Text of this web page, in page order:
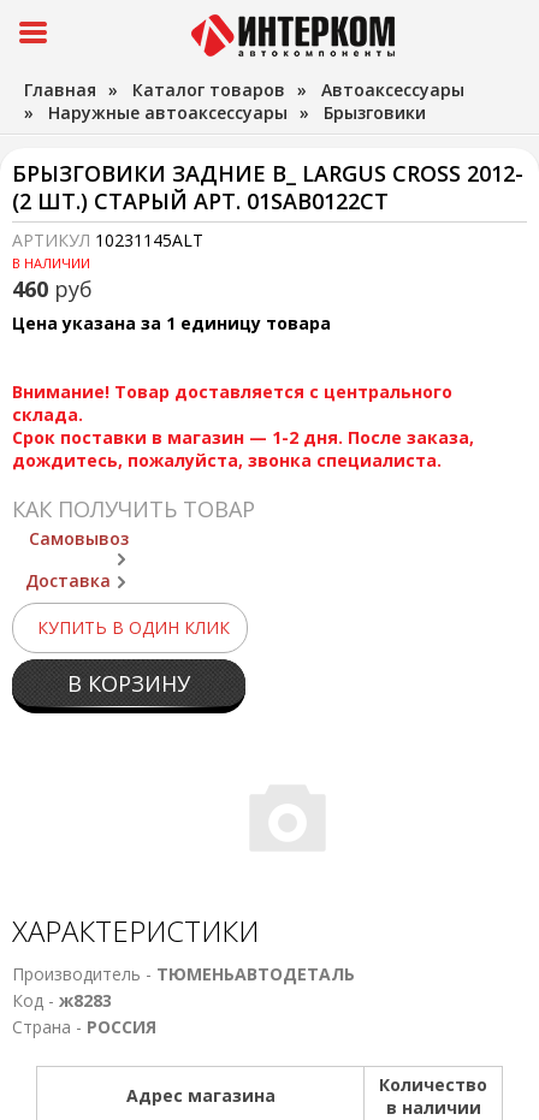
Главная » Каталог товаров » Автоаксессуары
» Наружные автоаксессуары » Брызговики
БРЫЗГОВИКИ ЗАДНИЕ В_ LARGUS CROSS 2012-
(2 ШТ.) СТАРЫЙ АРТ. 01SAB0122СТ
АРТИКУЛ 10231145ALT
В НАЛИЧИИ
460 руб
Цена указана за 1 единицу товара
Внимание! Товар доставляется с центрального
склада.
Срок поставки в магазин — 1-2 дня. После заказа,
дождитесь, пожалуйста, звонка специалиста.
КАК ПОЛУЧИТЬ ТОВАР
Самовывоз
Доставка
КУПИТЬ В ОДИН КЛИК
В КОРЗИНУ
ХАРАКТЕРИСТИКИ
Производитель - ТЮМЕНЬАВТОДЕТАЛЬ
Код - ж8283
Страна - РОССИЯ
Адрес магазина
Количество
в наличии